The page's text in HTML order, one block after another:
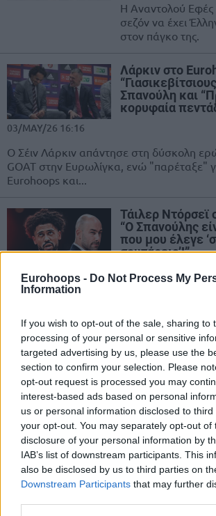
Eurohoops - Do Not Process My
Information
If you wish to opt-out of the sale, sharing to
processing of your personal or sensitive
targeted advertising by us, please use the
section to confirm your selection. Please
opt-out request is processed you may
interest-based ads based on personal
us or personal information disclosed to
your opt-out. You may separately opt-out of
disclosure of your personal information by
IAB’s list of downstream participants. This
also be disclosed by us to third parties on
Downstream Participants that may further
Η Αναντολού Εφές
σεζόν να έχει
στον πάγκο της.
Λάρκιν στο
Σπανούλη και
κορυφαία
03/MAY/26 16:16
Ο Σέιν Λάρκιν απάντησε στη δύσκολη
GOAT στην Ευρωλίγκα, ενώ "παρέταξε"
Eurohoops και...
Τάιλερ Ντόρσεϊ
“Ο Σπανούλης
που μου έλεγε
σουτάρεις’!”
03/MAY/26 12:11
Μεγάλη συνέντευξη του Τάιλερ Ντόρσεϊ
του...
Παναθηναϊκός
αστέρι με
Σπανούλη
03/MAY/26 10:35
Ήταν 3 Μαΐου 2009 όταν ο Παναθηναϊκός
πέμπτη φορά το τρόπαιο της Ευρωλίγκας.
Σλούκας:
όλων των
Ευρωλίγκα και